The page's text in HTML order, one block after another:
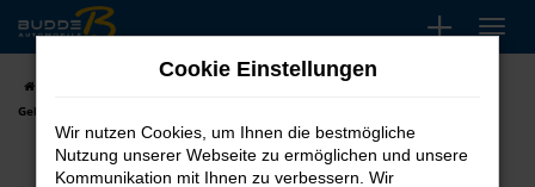
Zum
Hauptinhalt
springen
Gebrauchtwagen kaufen, leasen, finanzieren für Düsseldorf
Cookie Einstellungen
Wir nutzen Cookies, um Ihnen die bestmögliche
Nutzung unserer Webseite zu ermöglichen und unsere
Kommunikation mit Ihnen zu verbessern. Wir